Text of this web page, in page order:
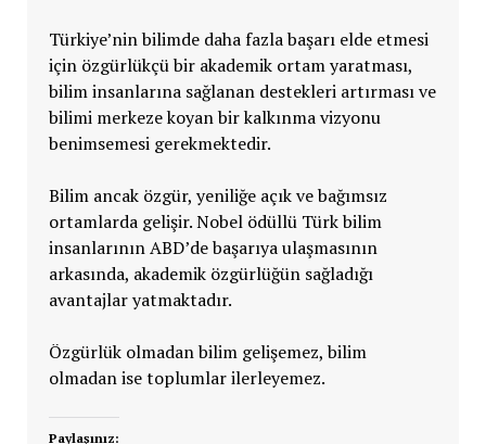
Türkiye’nin bilimde daha fazla başarı elde etmesi
için özgürlükçü bir akademik ortam yaratması,
bilim insanlarına sağlanan destekleri artırması ve
bilimi merkeze koyan bir kalkınma vizyonu
benimsemesi gerekmektedir.
Bilim ancak özgür, yeniliğe açık ve bağımsız
ortamlarda gelişir. Nobel ödüllü Türk bilim
insanlarının ABD’de başarıya ulaşmasının
arkasında, akademik özgürlüğün sağladığı
avantajlar yatmaktadır.
Özgürlük olmadan bilim gelişemez, bilim
olmadan ise toplumlar ilerleyemez.
Paylaşınız: